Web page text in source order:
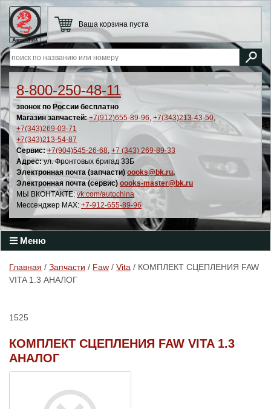
8-800-250-48-11
звонок по России бесплатно
Магазин запчастей: +7(912)655-89-96, +7(343)213-43-50,
+7(343)269-03-71
+7(343)213-54-87
Сервис: +7(904)545-26-68, +7 (343) 269-89-33
Адрес:ул. Фронтовых бригад 33Б
Электронная почта (запчасти) oooks@bk.ru,
Электронная почта (сервис) oooks-master@bk.ru
МЫ ВКОНТАКТЕ: vk.com/autochina
Мессенджер MAX: +7-912-655-89-96
Ваша корзина пуста
Меню
Главная / Запчасти / Faw / Vita / КОМПЛЕКТ СЦЕПЛЕНИЯ FAW
VITA 1.3 АНАЛОГ
1525
КОМПЛЕКТ СЦЕПЛЕНИЯ FAW VITA 1.3
АНАЛОГ